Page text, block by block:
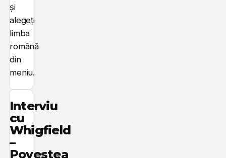
și
alegeți
limba
română
din
meniu.
Interviu
cu
Whigfield
–
Povestea